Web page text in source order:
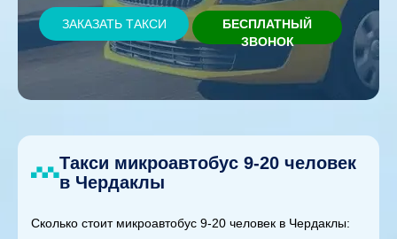
ЗАКАЗАТЬ ТАКСИ
БЕСПЛАТНЫЙ
ЗВОНОК
Такси микроавтобус 9-20 человек
в Чердаклы
Сколько стоит микроавтобус 9-20 человек в Чердаклы: